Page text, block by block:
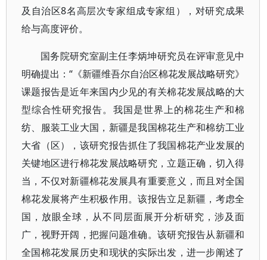
及自治区8名高层次专家组成专家组），对研究成果
给与高度评价。
国务院研究室副主任李炳坤研究员在评审意见中
明确提出：“《新疆维吾尔自治区棉花发展战略研究》
课题报告是近年来国内少见的有关棉花发展战略的大
型综合性研究报告。我国是世界上的棉花生产和棉
纺、服装工业大国，新疆是我国棉花生产和棉纺工业
大省（区），该研究报告抓住了我国棉花产业发展的
关键地区进行棉花发展战略研究，立题正确，切入得
当，不仅对新疆棉花发展具有重要意义，而且对全国
棉花发展将产生积极作用。该报告立足新疆，考虑全
国，放眼全球，从不同层面展开分析研究，涉及面
广，视野开阔，把握问题准确。该研究报告从新疆和
全国棉花发展历史和现状的实际出发，进一步阐述了